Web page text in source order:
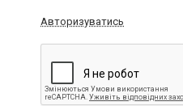
Авторизуватись